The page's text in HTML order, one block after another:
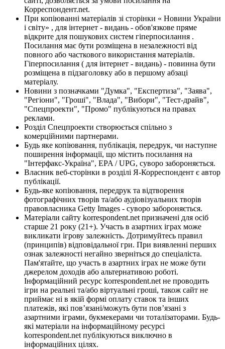
Корреспондент.net.
При копіюванні матеріалів зі сторінки « Новини України
і світу» , для інтернет - видань - обов'язкове пряме
відкрите для пошукових систем гіперпосилання .
Посилання має бути розміщена в незалежності від
повного або часткового використання матеріалів.
Гіперпосилання ( для інтернет - видань) - повинна бути
розміщена в підзаголовку або в першому абзаці
матеріалу.
Новини з позначками "Думка", "Експертиза", "Заява",
"Регіони", "Гроші", "Влада", "Вибори", "Тест-драйв",
"Спецпроекти", "Промо" публікуються на правах
реклами.
Розділ Спецпроекти створюється спільно з
комерційними партнерами.
Будь яке копіювання, публікація, передрук, чи наступне
поширення інформації, що містить посилання на
"Інтерфакс-Україна", EPA / UPG, суворо забороняється.
Власник веб-сторінки в розділі Я-Корреспондент є автор
публікації.
Будь-яке копіювання, передрук та відтворення
фотографічних творів та/або аудіовізуальних творів
правовласника Getty Images - суворо забороняється.
Матеріали сайту korrespondent.net призначені для осіб
старше 21 року (21+). Участь в азартних іграх може
викликати ігрову залежність. Дотримуйтесь правил
(принципів) відповідальної гри. При виявленні перших
ознак залежності негайно зверніться до спеціаліста.
Пам'ятайте, що участь в азартних іграх не може бути
джерелом доходів або альтернативою роботі.
Інформаційний ресурс korrespondent.net не проводить
ігри на реальні та/або віртуальні гроші, також сайт не
приймає ні в якій формі оплату ставок та інших
платежів, які пов’язані/можуть бути пов’язані з
азартними іграми, букмекерами чи тоталізаторами. Будь-
які матеріали на інформаційному ресурсі
korrespondent.net публікуються виключно в
інформаційних цілях.